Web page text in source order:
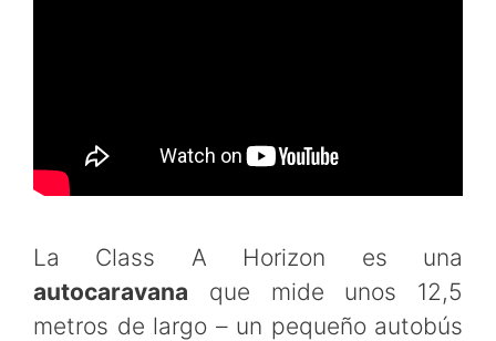
La Class A Horizon es una
autocaravana que mide unos 12,5
metros de largo – un pequeño autobús